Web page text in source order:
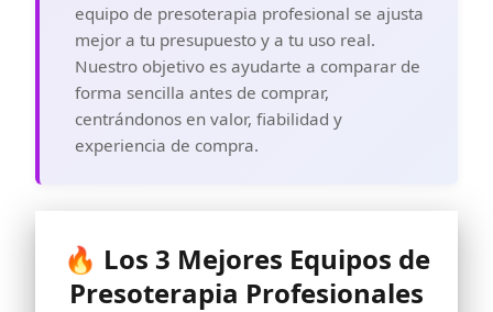
equipo de presoterapia profesional se ajusta
mejor a tu presupuesto y a tu uso real.
Nuestro objetivo es ayudarte a comparar de
forma sencilla antes de comprar,
centrándonos en valor, fiabilidad y
experiencia de compra.
🔥 Los 3 Mejores Equipos de
Presoterapia Profesionales